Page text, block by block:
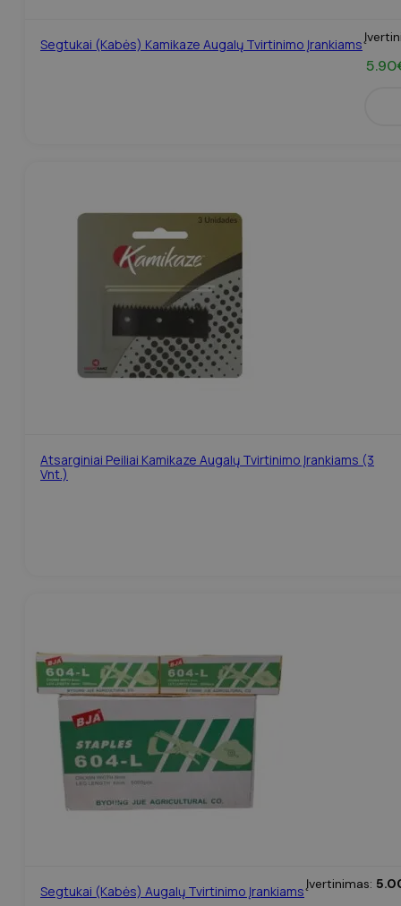
Segtukai (kabės) Kamikaze Augalų Tvirtinimo Įrankiams
5.90
Atsarginiai Peiliai Kamikaze Augalų Tvirtinimo Įrankiams (3
Vnt.)
Segtukai (kabės) Augalų Tvirtinimo Įrankiams Įvertinimas: